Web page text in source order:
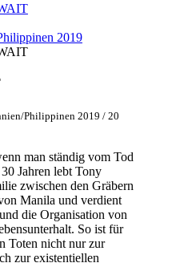
2019
Philippinen 2019 / 20
man ständig vom Tod
Jahren lebt Tony
zwischen den Gräbern
Manila und verdient
die Organisation von
So ist für
Toten nicht nur zur
zur existentiellen